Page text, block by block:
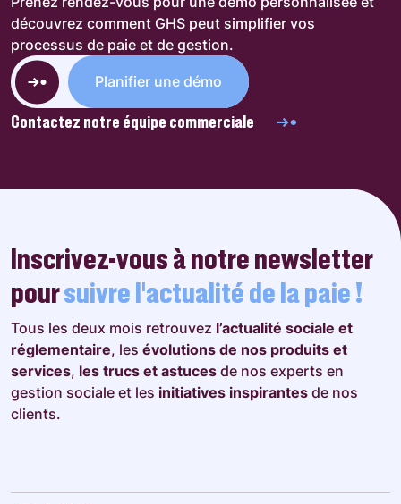
découvrez comment GHS peut simplifier vos
processus de paie et de gestion.
Planifier une démo
Contactez notre équipe commerciale
Inscrivez-vous à notre newsletter
poursuivre l’actualité de la paie !
Tous les deux mois retrouvez l’actualité sociale et
réglementaire, les évolutions de nos produits et
services, les trucs et astuces de nos experts en
gestion sociale et les initiatives inspirantes de nos
clients.